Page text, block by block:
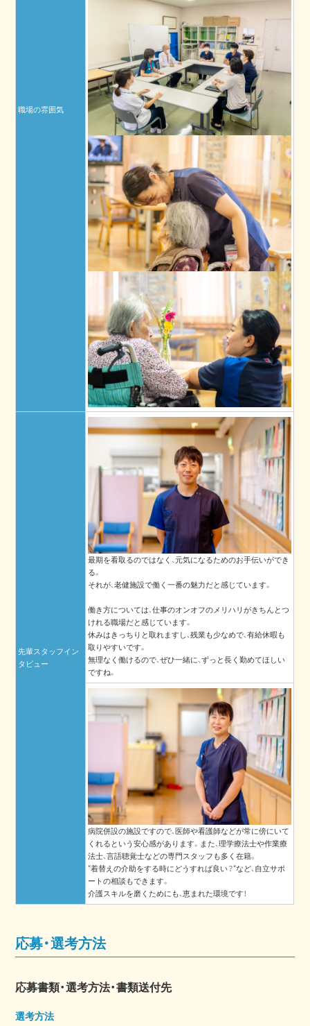
職場の雰囲気
先輩スタッフイン
タビュー
最期を看取るのではなく、元気になるためのお手伝いができ
る。
それが、老健施設で働く一番の魅力だと感じています。
働き方については、仕事のオンオフのメリハリがきちんとつ
けれる職場だと感じています。
休みはきっちりと取れますし、残業も少なめで、有給休暇も
取りやすいです。
無理なく働けるので、ぜひ一緒に、ずっと長く勤めてほしい
ですね。
病院併設の施設ですので、医師や看護師などが常に傍にいて
くれるという安心感があります。また、理学療法士や作業療
法士、言語聴覚士などの専門スタッフも多く在籍。
”着替えの介助をする時にどうすれば良い？”など、自立サポ
ートの相談もできます。
介護スキルを磨くためにも、恵まれた環境です！
応募・選考方法
応募書類・選考方法・書類送付先
選考方法